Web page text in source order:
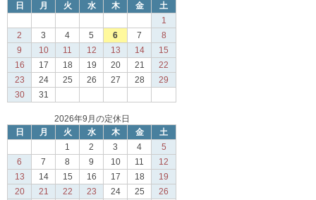
日
月 火 水 木 金
土
1
2
3 4 5 6 7
8
9
10 11 12 13 14
15
16
17 18 19 20 21
22
23
24 25 26 27 28
29
30
31
2026年9月の定休日
日
月 火 水 木 金
土
1
2 3 4
5
6
7 8 9 10 11
12
13
14 15 16 17 18
19
20
21 22 23 24 25
26